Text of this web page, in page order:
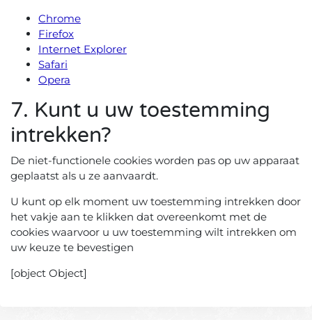
Chrome
Firefox
Internet Explorer
Safari
Opera
7. Kunt u uw toestemming
intrekken?
De niet-functionele cookies worden pas op uw apparaat
geplaatst als u ze aanvaardt.
U kunt op elk moment uw toestemming intrekken door
het vakje aan te klikken dat overeenkomt met de
cookies waarvoor u uw toestemming wilt intrekken om
uw keuze te bevestigen
[object Object]